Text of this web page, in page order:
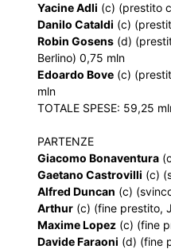
Yacine Adli (c) (prestito
Danilo Cataldi (c)
Robin Gosens (d)
Berlino) 0,75 mln
Edoardo Bove (c)
mln
TOTALE SPESE: 59,25
PARTENZE
Giacomo Bonaventura
Gaetano Castrovilli (c)
Alfred Duncan (c)
Arthur (c) (fine prestito,
Maxime Lopez (c) (fine
Davide Faraoni (d) (fine